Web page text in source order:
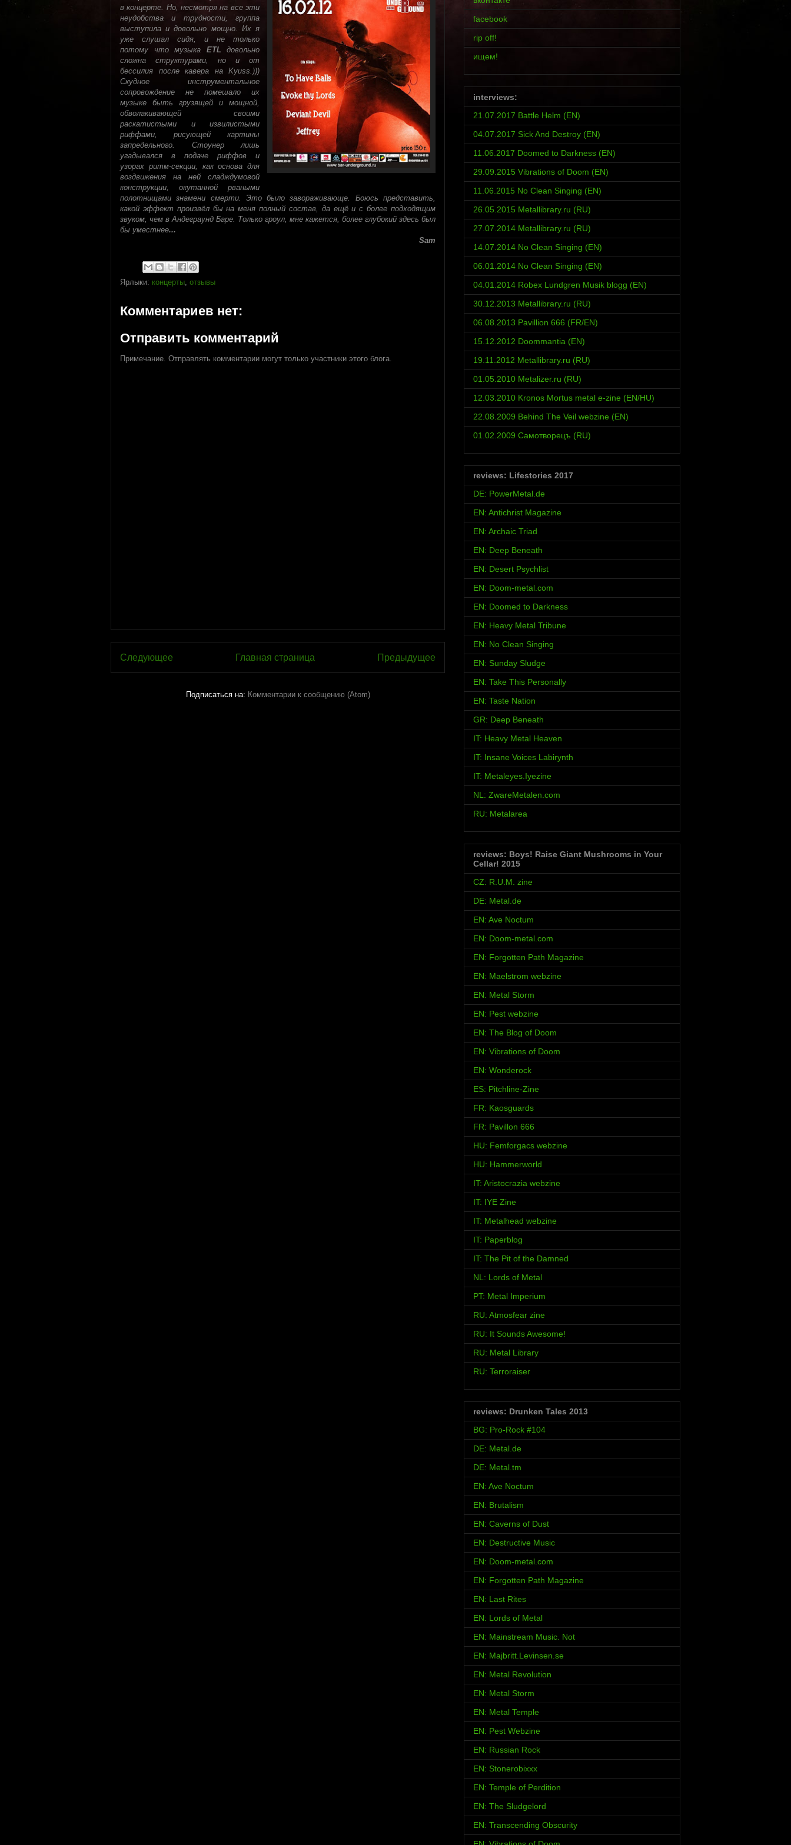
в концерте. Но, несмотря на все эти
неудобства и трудности, группа
выступила и довольно мощно. Их я
уже слушал сидя, и не только
потому что музыка ETL довольно
сложна структурами, но и от
бессилия после кавера на Kyuss.)))
Скудное инструментальное
сопровождение не помешало их
музыке быть грузящей и мощной,
обволакивающей своими
раскатистыми и извилистыми
риффами, рисующей картины
запредельного. Стоунер лишь
угадывался в подаче риффов и
узорах ритм-секции, как основа для
воздвижения на ней сладждумовой
конструкции, окутанной рваными
полотнищами знамени смерти. Это было завораживающе. Боюсь представить,
какой эффект произвёл бы на меня полный состав, да ещё и с более подходящим
звуком, чем в Андеграунд Баре. Только гроул, мне кажется, более глубокий здесь был
бы уместнее...
Sam
Ярлыки: концерты, отзывы
Комментариев нет:
Отправить комментарий
Примечание. Отправлять комментарии могут только участники этого блога.
Следующее Предыдущее
Главная страница
Подписаться на: Комментарии к сообщению (Atom)
facebook
rip off!
ищем!
interviews:
21.07.2017 Battle Helm (EN)
04.07.2017 Sick And Destroy (EN)
11.06.2017 Doomed to Darkness (EN)
29.09.2015 Vibrations of Doom (EN)
11.06.2015 No Clean Singing (EN)
26.05.2015 Metallibrary.ru (RU)
27.07.2014 Metallibrary.ru (RU)
14.07.2014 No Clean Singing (EN)
06.01.2014 No Clean Singing (EN)
04.01.2014 Robex Lundgren Musik blogg (EN)
30.12.2013 Metallibrary.ru (RU)
06.08.2013 Pavillion 666 (FR/EN)
15.12.2012 Doommantia (EN)
19.11.2012 Metallibrary.ru (RU)
01.05.2010 Metalizer.ru (RU)
12.03.2010 Kronos Mortus metal e-zine (EN/HU)
22.08.2009 Behind The Veil webzine (EN)
01.02.2009 Самотворецъ (RU)
reviews: Lifestories 2017
DE: PowerMetal.de
EN: Antichrist Magazine
EN: Archaic Triad
EN: Deep Beneath
EN: Desert Psychlist
EN: Doom-metal.com
EN: Doomed to Darkness
EN: Heavy Metal Tribune
EN: No Clean Singing
EN: Sunday Sludge
EN: Take This Personally
EN: Taste Nation
GR: Deep Beneath
IT: Heavy Metal Heaven
IT: Insane Voices Labirynth
IT: Metaleyes.Iyezine
NL: ZwareMetalen.com
RU: Metalarea
reviews: Boys! Raise Giant Mushrooms in Your
Cellar! 2015
CZ: R.U.M. zine
DE: Metal.de
EN: Ave Noctum
EN: Doom-metal.com
EN: Forgotten Path Magazine
EN: Maelstrom webzine
EN: Metal Storm
EN: Pest webzine
EN: The Blog of Doom
EN: Vibrations of Doom
EN: Wonderock
ES: Pitchline-Zine
FR: Kaosguards
FR: Pavillon 666
HU: Femforgacs webzine
HU: Hammerworld
IT: Aristocrazia webzine
IT: IYE Zine
IT: Metalhead webzine
IT: Paperblog
IT: The Pit of the Damned
NL: Lords of Metal
PT: Metal Imperium
RU: Atmosfear zine
RU: It Sounds Awesome!
RU: Metal Library
RU: Terroraiser
reviews: Drunken Tales 2013
BG: Pro-Rock #104
DE: Metal.de
DE: Metal.tm
EN: Ave Noctum
EN: Brutalism
EN: Caverns of Dust
EN: Destructive Music
EN: Doom-metal.com
EN: Forgotten Path Magazine
EN: Last Rites
EN: Lords of Metal
EN: Mainstream Music. Not
EN: Majbritt.Levinsen.se
EN: Metal Revolution
EN: Metal Storm
EN: Metal Temple
EN: Pest Webzine
EN: Russian Rock
EN: Stonerobixxx
EN: Temple of Perdition
EN: The Sludgelord
EN: Transcending Obscurity